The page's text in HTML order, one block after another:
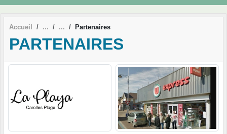
Accueil Partenaires
PARTENAIRES